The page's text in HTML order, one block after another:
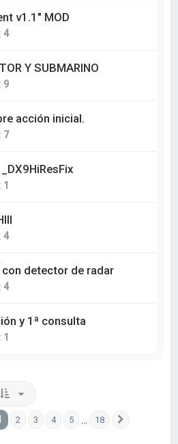
v1.1" MOD
4
Y SUBMARINO
9
acción inicial.
7
1
4
detector de radar
4
y 1ª consulta
1
1de 18
2 3 4 5 18